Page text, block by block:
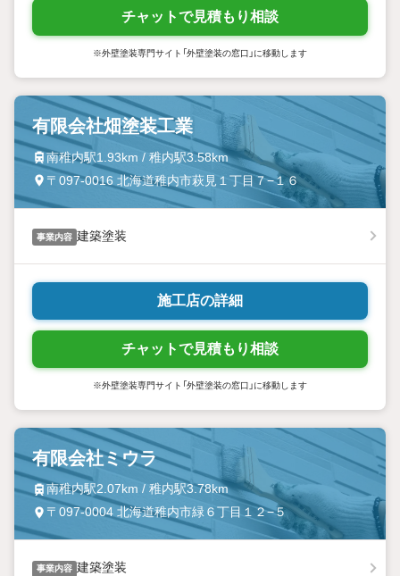
チャットで見積もり相談
※外壁塗装専門サイト「外壁塗装の窓口」に移動します
有限会社畑塗装工業
南稚内駅1.93km / 稚内駅3.58km
〒097-0016 北海道稚内市萩見１丁目７−１６
事業内容 建築塗装
施工店の詳細
チャットで見積もり相談
※外壁塗装専門サイト「外壁塗装の窓口」に移動します
有限会社ミウラ
南稚内駅2.07km / 稚内駅3.78km
〒097-0004 北海道稚内市緑６丁目１２−５
事業内容 建築塗装